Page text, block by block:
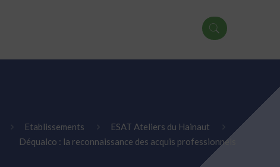
Etablissements
ESAT Ateliers du Hainaut
Déqualco : la reconnaissance des acquis professionnels